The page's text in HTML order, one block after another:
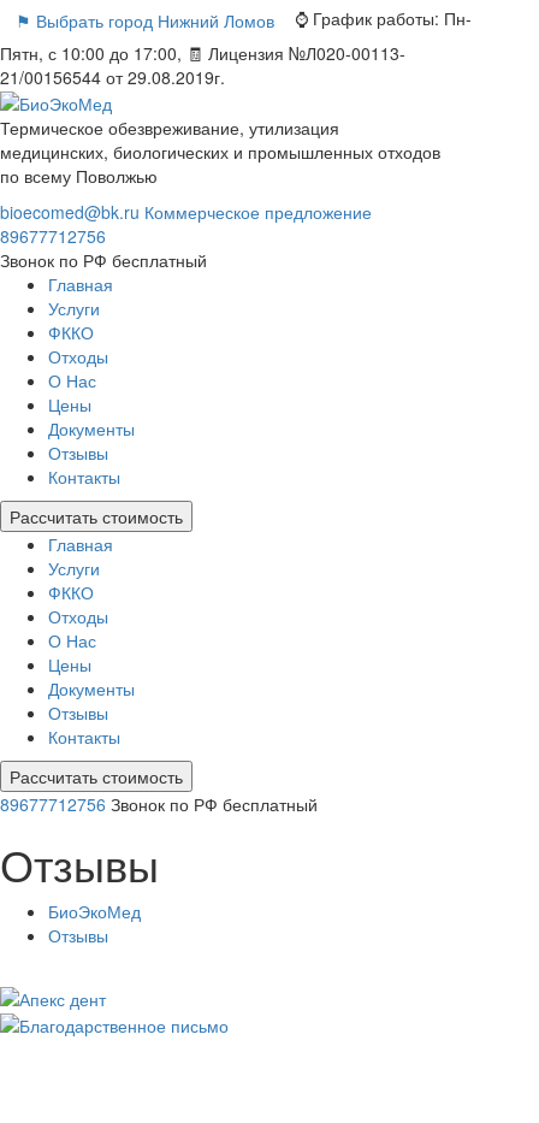
⚑ Выбрать город Нижний Ломов ⌚ График работы: Пн-
Пятн, с 10:00 до 17:00, 🧾 Лицензия №Л020-00113-
21/00156544 от 29.08.2019г.
Термическое обезвреживание, утилизация
медицинских, биологических и промышленных отходов
по всему Поволжью
bioecomed@bk.ru Коммерческое предложение
89677712756
Звонок по РФ бесплатный
Главная
Услуги
ФККО
Отходы
О Нас
Цены
Документы
Отзывы
Контакты
Рассчитать стоимость
Главная
Услуги
ФККО
Отходы
О Нас
Цены
Документы
Отзывы
Контакты
Рассчитать стоимость
89677712756 Звонок по РФ бесплатный
Отзывы
БиоЭкоМед
Отзывы